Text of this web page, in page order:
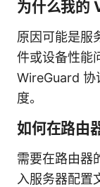
为什么我的
原因可能是服
件或设备性能
WireGuard 协
度。
如何在路由
需要在路由器
入服务器配置